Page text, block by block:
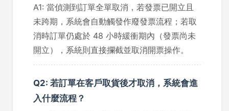
A1: 當偵測到訂單全單取消，若發票已開立且
未跨期，系統會自動觸發作廢發票流程；若取
消時訂單仍處於 48 小時緩衝期內（發票尚未
開立），系統則直接攔截並取消開票操作。
Q2: 若訂單在客戶取貨後才取消，系統會進
入什麼流程？